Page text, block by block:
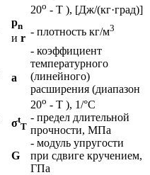
20o - T ), [Дж/(кг·град)]
pn
и r
- плотность кг/м3
а
- коэффициент
температурного
(линейного)
расширения (диапазон
20o - T ), 1/°С
σt
Т
- предел длительной
прочности, МПа
G
- модуль упругости
при сдвиге кручением,
ГПа